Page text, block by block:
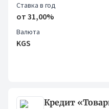
Ставка в год
от 31,00%
Валюта
KGS
Кредит